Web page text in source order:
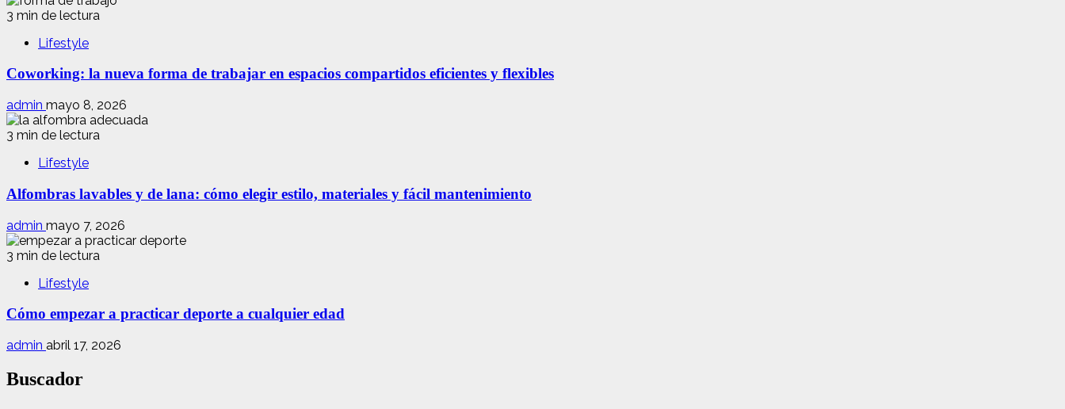
3 min de lectura
Lifestyle
Coworking: la nueva forma de trabajar en espacios compartidos eficientes y flexibles
admin mayo 8, 2026
3 min de lectura
Lifestyle
Alfombras lavables y de lana: cómo elegir estilo, materiales y fácil mantenimiento
admin mayo 7, 2026
3 min de lectura
Lifestyle
Cómo empezar a practicar deporte a cualquier edad
admin abril 17, 2026
Buscador